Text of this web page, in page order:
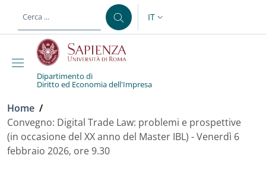
al contenuto principale
SELETTORE LINGUA:
IT
Dipartimento di
Diritto ed Economia dell'Impresa
Briciole di pane
Home /
Convegno: Digital Trade Law: problemi e prospettive
(in occasione del XX anno del Master IBL) - Venerdì 6
febbraio 2026, ore 9.30